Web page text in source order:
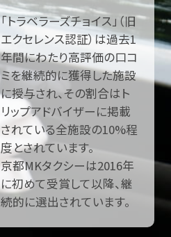
「トラベラーズチョイス」（旧
エクセレンス認証）は過去1
年間にわたり高評価の口コ
ミを継続的に獲得した施設
に授与され、その割合はト
リップアドバイザーに掲載
されている全施設の10%程
度とされています。
京都MKタクシーは2016年
に初めて受賞して以降、継
続的に選出されています。